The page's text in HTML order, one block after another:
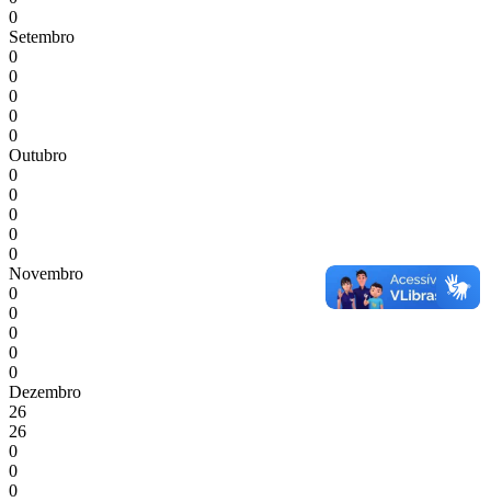
0
Setembro
0
0
0
0
0
Outubro
0
0
0
0
0
Novembro
0
0
0
0
0
Dezembro
26
26
0
0
0